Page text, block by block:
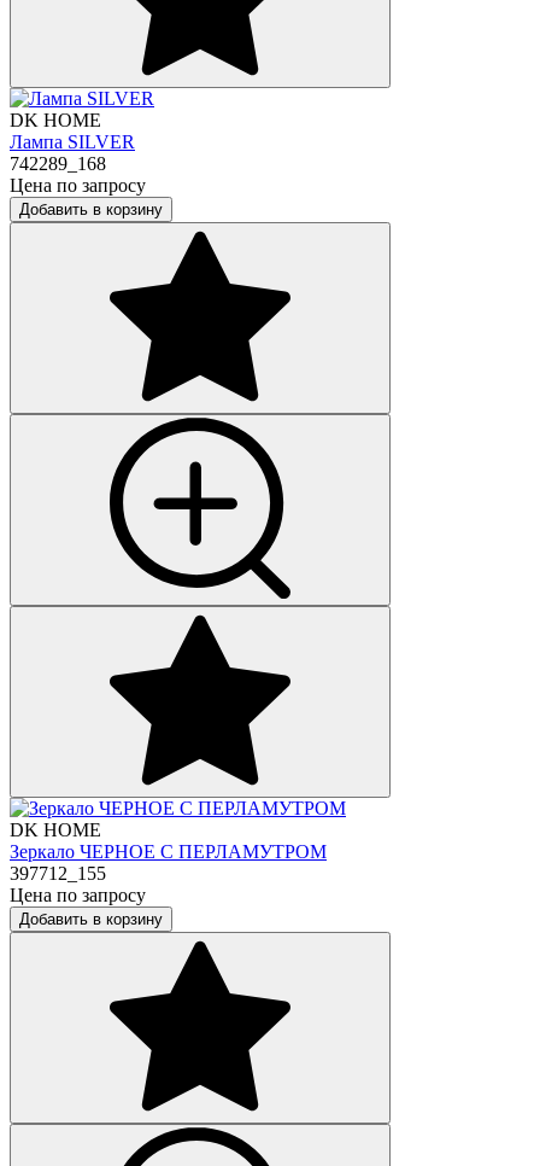
DK HOME
Лампа SILVER
742289_168
Цена по запросу
Добавить в корзину
DK HOME
Зеркало ЧЕРНОЕ С ПЕРЛАМУТРОМ
397712_155
Цена по запросу
Добавить в корзину